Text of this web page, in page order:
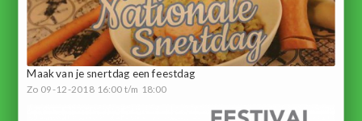
Maak van je snertdag een feestdag
Zo 09-12-2018 16:00 t/m 18:00